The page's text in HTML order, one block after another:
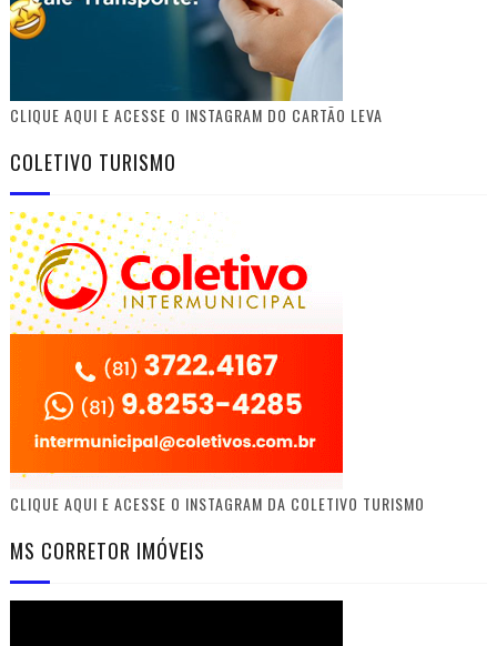
CLIQUE AQUI E ACESSE O INSTAGRAM DO CARTÃO LEVA
COLETIVO TURISMO
CLIQUE AQUI E ACESSE O INSTAGRAM DA COLETIVO TURISMO
MS CORRETOR IMÓVEIS